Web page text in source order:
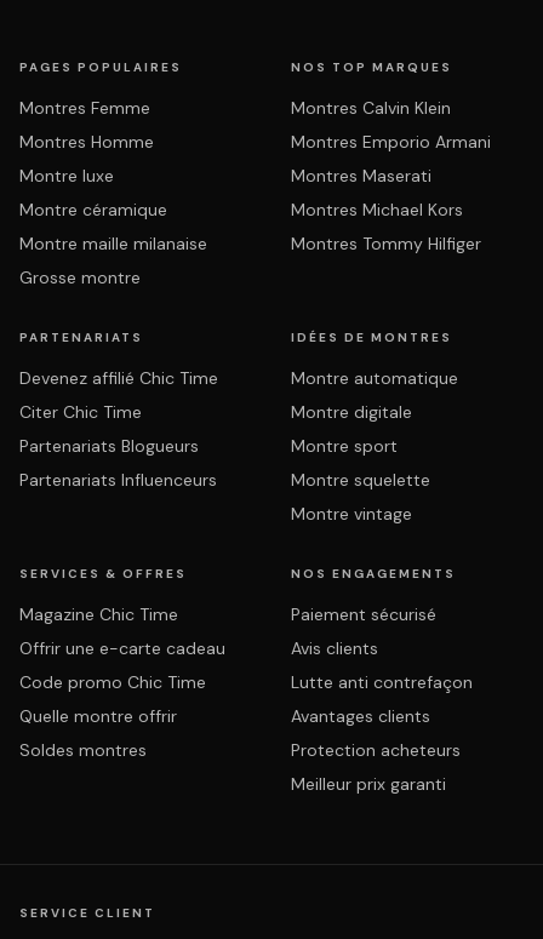
PAGES POPULAIRES
Montres Femme
Montres Homme
Montre luxe
Montre céramique
Montre maille milanaise
Grosse montre
NOS TOP MARQUES
Montres Calvin Klein
Montres Emporio Armani
Montres Maserati
Montres Michael Kors
Montres Tommy Hilfiger
PARTENARIATS
Devenez affilié Chic Time
Citer Chic Time
Partenariats Blogueurs
Partenariats Influenceurs
IDÉES DE MONTRES
Montre automatique
Montre digitale
Montre sport
Montre squelette
Montre vintage
SERVICES & OFFRES
Magazine Chic Time
Offrir une e-carte cadeau
Code promo Chic Time
Quelle montre offrir
Soldes montres
NOS ENGAGEMENTS
Paiement sécurisé
Avis clients
Lutte anti contrefaçon
Avantages clients
Protection acheteurs
Meilleur prix garanti
SERVICE CLIENT